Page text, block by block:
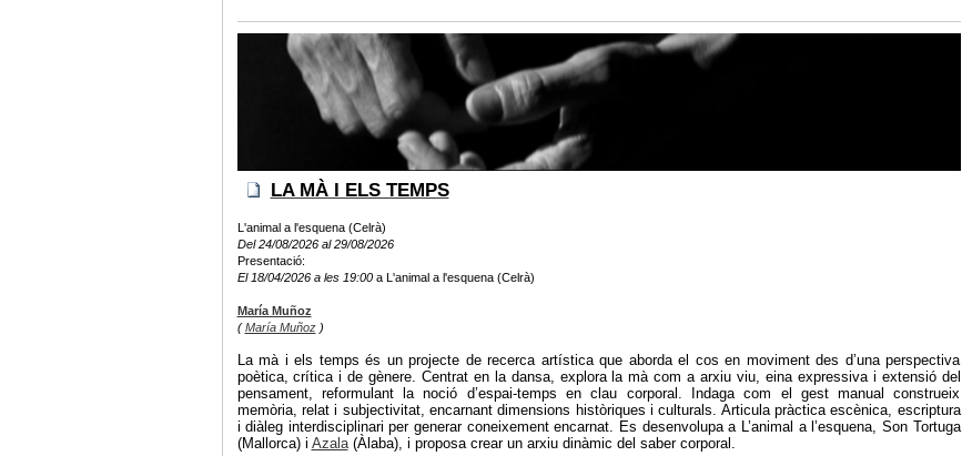
LA MÀ I ELS TEMPS
L'animal a l'esquena (Celrà)
Del 24/08/2026 al 29/08/2026
Presentació:
El 18/04/2026 a les 19:00a L'animal a l'esquena (Celrà)
María Muñoz
(María Muñoz)
La mà i els temps és un projecte de recerca artística que aborda el cos en moviment des d’una perspectiva
poètica, crítica i de gènere. Centrat en la dansa, explora la mà com a arxiu viu, eina expressiva i extensió del
pensament, reformulant la noció d’espai-temps en clau corporal. Indaga com el gest manual construeix
memòria, relat i subjectivitat, encarnant dimensions històriques i culturals. Articula pràctica escènica, escriptura
i diàleg interdisciplinari per generar coneixement encarnat. Es desenvolupa a L’animal a l’esquena, Son Tortuga
(Mallorca) i Azala(Àlaba), i proposa crear un arxiu dinàmic del saber corporal.